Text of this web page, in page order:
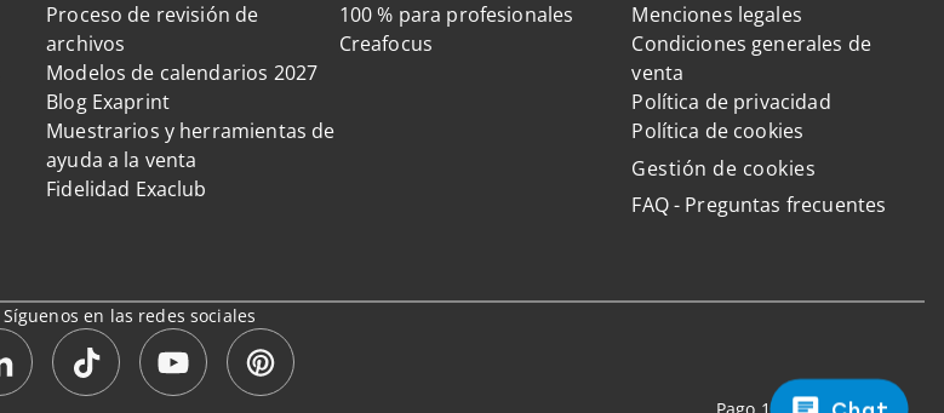
Proceso de revisión de
archivos
Modelos de calendarios 2027
Blog Exaprint
Muestrarios y herramientas de
ayuda a la venta
Fidelidad Exaclub
100 % para profesionales
Creafocus
Menciones legales
Condiciones generales de
venta
Política de privacidad
Política de cookies
Gestión de cookies
FAQ - Preguntas frecuentes
Síguenos en las redes sociales